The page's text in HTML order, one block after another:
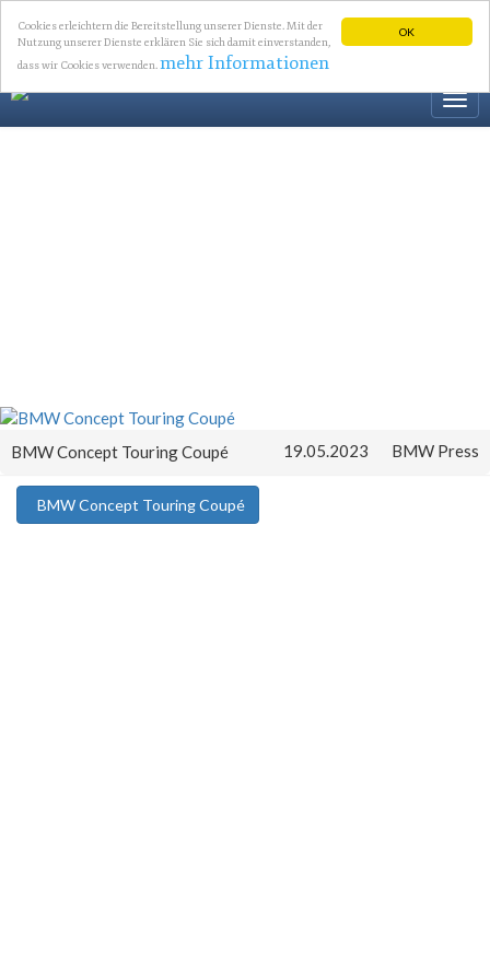
OK
Cookies erleichtern die Bereitstellung unserer Dienste. Mit der
Nutzung unserer Dienste erklären Sie sich damit einverstanden,
dass wir Cookies verwenden.mehr Informationen
BMW Concept Touring Coupé 19.05.2023 BMW Press
BMW Concept Touring Coupé